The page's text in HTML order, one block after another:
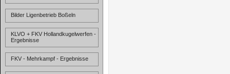
Bilder Ligenbetrieb Boßeln
KLVO + FKV Hollandkugelwerfen -
Ergebnisse
FKV - Mehrkampf - Ergebnisse